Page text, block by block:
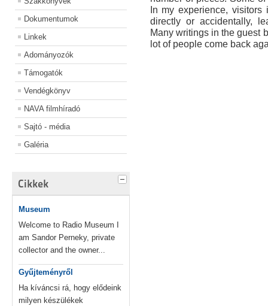
Dokumentumok
Linkek
Adományozók
Támogatók
Vendégkönyv
NAVA filmhíradó
Sajtó - média
Galéria
Cikkek
Museum
Welcome to Radio Museum I
am Sandor Perneky, private
collector and the owner...
Gyűjteményről
Ha kíváncsi rá, hogy elődeink
milyen készülékek
In my experience,
directly or accidentally,
Many writings in the guest
lot of people come back